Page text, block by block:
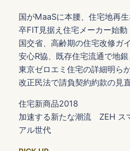
国がMaaSに本腰、住宅地再
卒FIT見据え住宅メーカー始動
国交省、高齢期の住宅改修ガ
安心R協、既存住宅流通で地
東京ゼロエミ住宅の詳細明ら
改正民法で請負契約約款の見
住宅新商品2018
加速する新たな潮流 ZEH ス
アル世代